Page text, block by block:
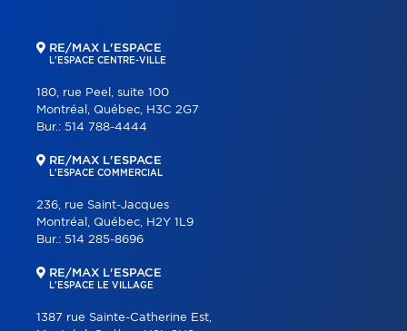
RE/MAX L'ESPACE
L'ESPACE CENTRE-VILLE
180, rue Peel, suite 100
Montréal, Québec, H3C 2G7
Bur.: 514 788-4444
RE/MAX L'ESPACE
L'ESPACE COMMERCIAL
236, rue Saint-Jacques
Montréal, Québec, H2Y 1L9
Bur.: 514 285-8696
RE/MAX L'ESPACE
L'ESPACE LE VILLAGE
1387 rue Sainte-Catherine Est,